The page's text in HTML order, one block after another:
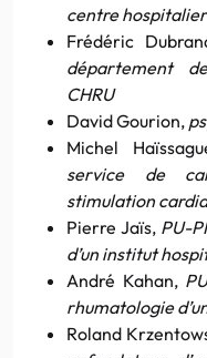
centre hospitalier
Frédéric
département
CHRU
David Gourion,
Michel
service de
stimulation
Pierre Jaïs, PU-
d’un institut
André Kahan,
rhumatologie
Roland